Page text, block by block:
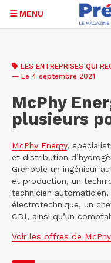
contenu
MENU
LES ENTREPRISES QUI
— Le 4 septembre 2021
McPhy
plusieurs
McPhy Energy,
et distribution
Grenoble un ingénieur
et production, un
technicien
électrotechnique, un
CDI, ainsi qu’un
Voir les offres de